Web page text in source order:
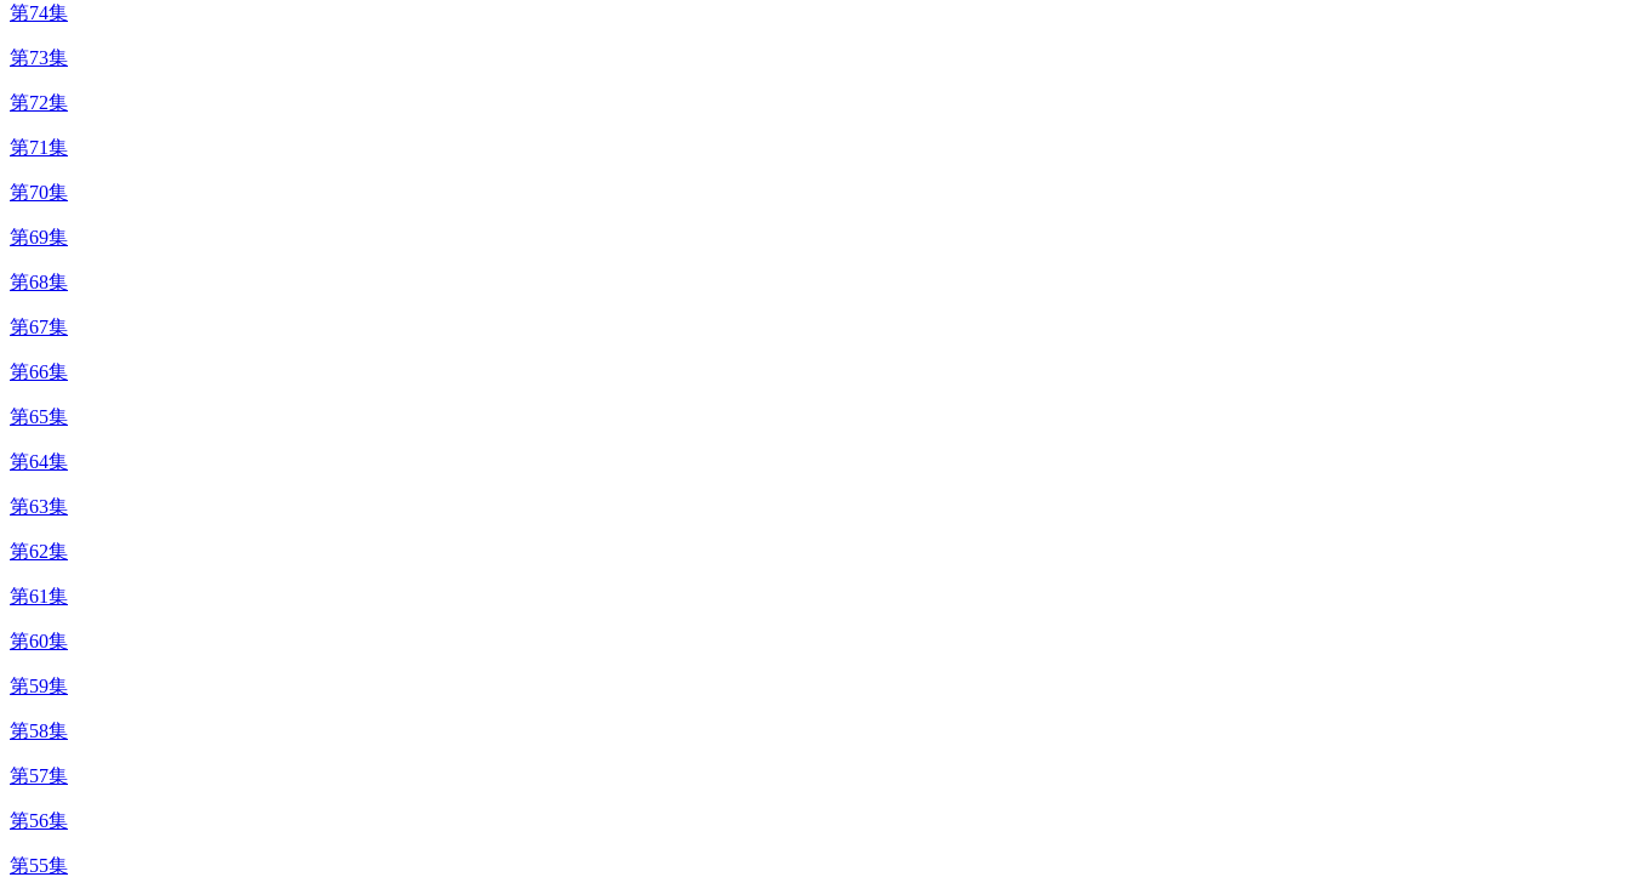
第74集
第73集
第72集
第71集
第70集
第69集
第68集
第67集
第66集
第65集
第64集
第63集
第62集
第61集
第60集
第59集
第58集
第57集
第56集
第55集